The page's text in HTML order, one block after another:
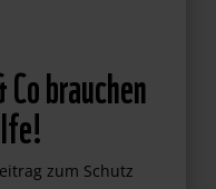
brauchen